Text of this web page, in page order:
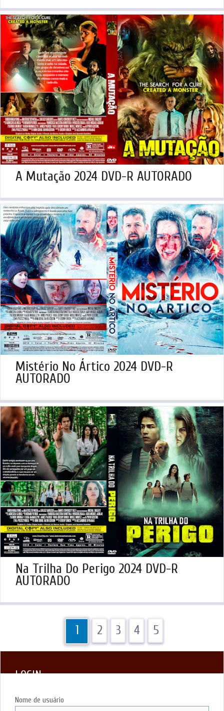
A Mutação 2024 DVD-R AUTORADO
Mistério No Ártico 2024 DVD-R
AUTORADO
Na Trilha Do Perigo 2024 DVD-R
AUTORADO
1 2 3 4 5
LOGIN
Nome de usuário